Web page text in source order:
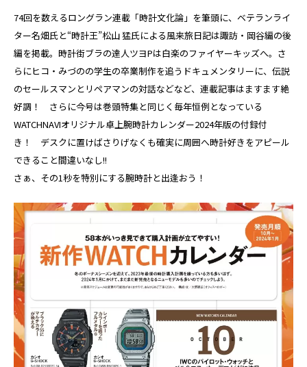
74回を数えるロングラン連載「時計文化論」を筆頭に、ベテランライ
ター名畑氏と“時計王”松山 猛氏による風来旅日記は諏訪・岡谷編の後
編を掲載。時計街ブラの達人ツヨPは白楽のファイヤーキッズへ。さ
らにヒコ・みづのの学生の卒業制作を追うドキュメンタリーに、伝説
のセールスマンとリペアマンの対話などなど、連載記事はますます絶
好調！ さらに今号は巻頭特集と同じく毎年恒例となっている
WATCHNAVIオリジナル卓上腕時計カレンダー2024年版の付録付
き！ デスクに置けばさりげなくも確実に周囲へ時計好きをアピール
できること間違いなし!!
さぁ、その1秒を特別にする腕時計と出逢おう！